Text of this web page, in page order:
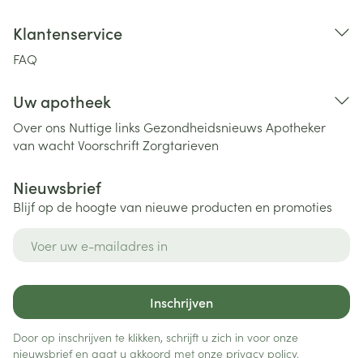
Klantenservice
FAQ
Uw apotheek
Over ons Nuttige links Gezondheidsnieuws Apotheker
van wachtVoorschriftZorgtarieven
Nieuwsbrief
Blijf op de hoogte van nieuwe producten en promoties
Inschrijven
Door op inschrijven te klikken, schrijft u zich in voor onze
nieuwsbrief en gaat u akkoord met onze privacy policy.